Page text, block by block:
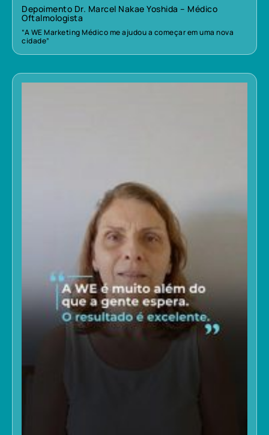
Depoimento Dr. Marcel Nakae Yoshida – Médico
Oftalmologista
“A WE Marketing Médico me ajudou a começar em uma nova
cidade”